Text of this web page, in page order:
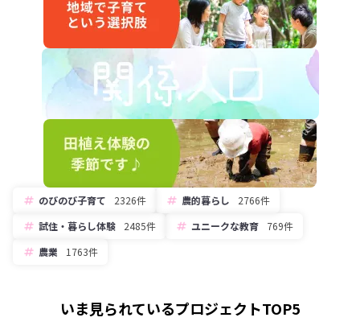
のびのび子育て 2326件 農的暮らし
2766件
試住・暮らし体験
2485件 ユニークな教育
769件
農業
1763件
いま見られているプロジェクトTOP5